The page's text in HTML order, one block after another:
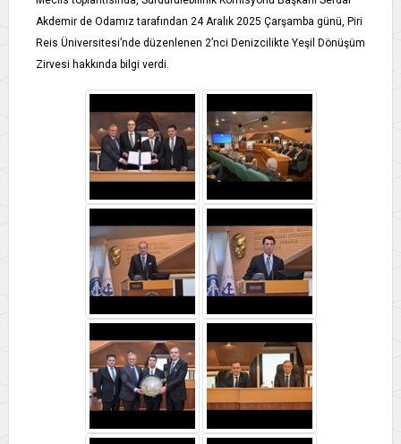
Akdemir de Odamız tarafından 24 Aralık 2025 Çarşamba günü, Piri
Reis Üniversitesi’nde düzenlenen 2’nci Denizcilikte Yeşil Dönüşüm
Zirvesi hakkında bilgi verdi.